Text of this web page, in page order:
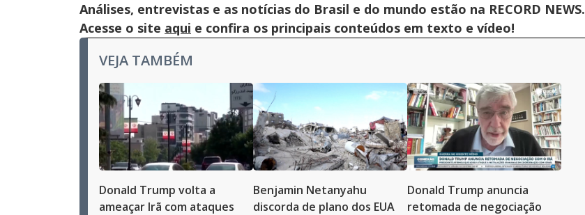
Análises, entrevistas e as notícias do Brasil e do mundo estão na RECORD NEWS.
Acesse o site aqui e confira os principais conteúdos em texto e vídeo!
VEJA TAMBÉM
Donald Trump volta a
ameaçar Irã com ataques
Benjamin Netanyahu
discorda de plano dos EUA
Donald Trump anuncia
retomada de negociação